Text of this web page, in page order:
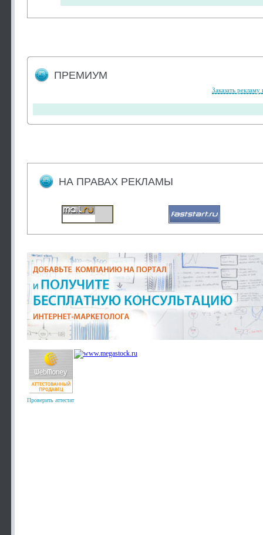
ПРЕМИУМ
Заказать рекламу
НА ПРАВАХ РЕКЛАМЫ
Проверить аттестат